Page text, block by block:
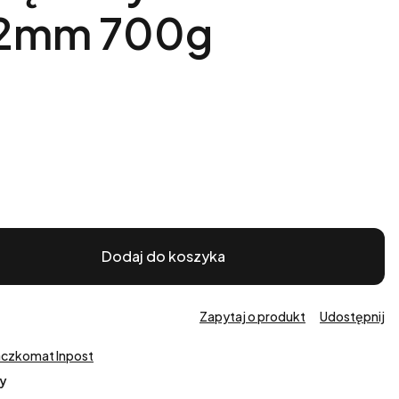
700g
Dodaj do koszyka
Zapytaj o produkt Udostępnij
Inpost